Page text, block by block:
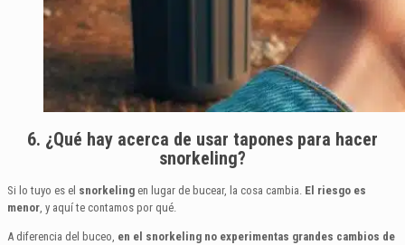
6. ¿Qué hay acerca de usar tapones para hacer
snorkeling?
Si lo tuyo es el snorkeling en lugar de bucear, la cosa cambia. El riesgo es
menor, y aquí te contamos por qué.
A diferencia del buceo, en el snorkeling no experimentas grandes cambios de